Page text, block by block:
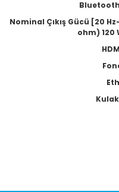
Bluetooth
Nominal Çıkış Gücü [20
ohm) 120